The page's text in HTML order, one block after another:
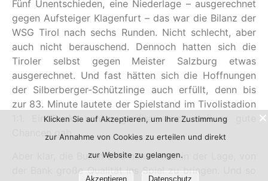
Fünf Unentschieden, eine Niederlage – ausgerechnet
gegen Aufsteiger Klagenfurt – das war die Bilanz der
WSG Tirol nach sechs Runden. Nicht schlecht, aber
auch nicht berauschend. Dennoch hatten sich die
Tiroler selbst gegen Meister Salzburg etwas
ausgerechnet. Und fast hätten sich die Hoffnungen
der Silberberger-Schützlinge auch erfüllt, denn bis
zur 83. Minute lautete der Spielstand im Tivolistadion
1:1. Ein Punkt schien greifbar, auch weil es gute
Chancen gab.
Aber klar, die Bullen sind nun einmal in der Lage, von
der Bank große Qualität ins Spiel zu bringen. Und so
Klicken Sie auf Akzeptieren, um Ihre Zustimmung
zur Annahme von Cookies zu erteilen und direkt
zur Website zu gelangen.
Akzeptieren Datenschutz